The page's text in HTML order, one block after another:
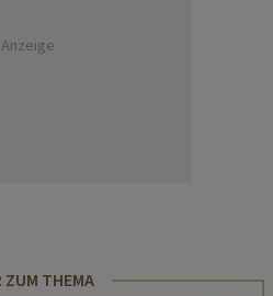
Anzeige
ZUM THEMA